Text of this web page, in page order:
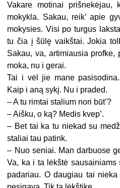
Vakare motinai
mokykla. Sakau, reik’ apie
mokysies. Visi po turgus
tu čia į šūlę vaikštai. Jokia
Sakau, va, artimiausia
moka, nu i gerai.
Tai i vėl jie mane
Kaip i aną sykį. Nu i praded.
– A tu rimtai stalium nori būt’?
– Aišku, o ką? Medis kvep’.
– Bet tai ka tu niekad su
staliai tau patink.
– Nuo seniai. Man darbuose
Va, ka i ta lėkštė sausainiams
padariau. O daugiau tai